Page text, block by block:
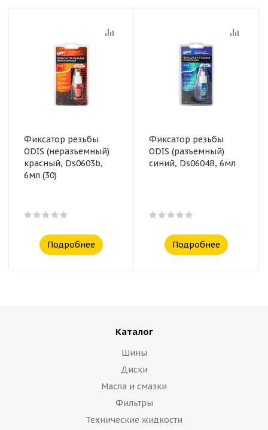
Фиксатор резьбы
ODIS (неразъемный)
красный, Ds0603b,
6мл (30)
Подробнее
Фиксатор резьбы
ODIS (разъемный)
синий, Ds0604B, 6мл
Подробнее
Каталог
Шины
Диски
Масла и смазки
Фильтры
Технические жидкости